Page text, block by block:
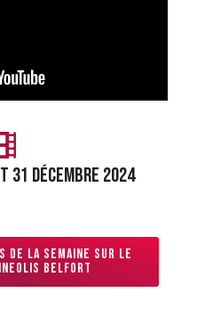
31 décembre 2024
la semaine sur le
belfort